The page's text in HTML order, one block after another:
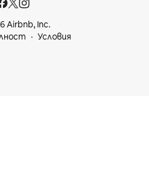
Airbnb, Inc.
Условия